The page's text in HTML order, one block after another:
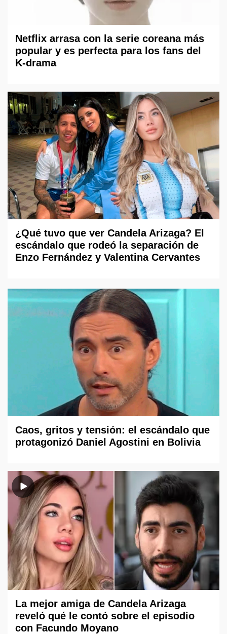
Netflix arrasa con la serie coreana más
popular y es perfecta para los fans del
K-drama
¿Qué tuvo que ver Candela Arizaga? El
escándalo que rodeó la separación de
Enzo Fernández y Valentina Cervantes
Caos, gritos y tensión: el escándalo que
protagonizó Daniel Agostini en Bolivia
La mejor amiga de Candela Arizaga
reveló qué le contó sobre el episodio
con Facundo Moyano